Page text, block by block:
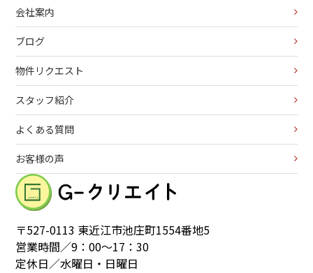
会社案内
ブログ
物件リクエスト
スタッフ紹介
よくある質問
お客様の声
〒527-0113 東近江市池庄町1554番地5
営業時間／9：00～17：30
定休日／水曜日・日曜日